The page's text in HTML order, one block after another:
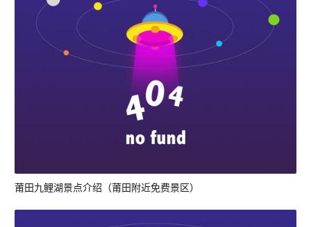
莆田九鲤湖景点介绍（莆田附近免费景区）